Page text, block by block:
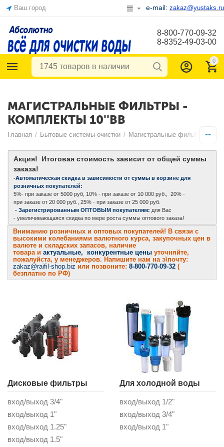
Ваш город e-mail: zakaz@yustaks.ru
8-800-770-09-32
8-8352-49-03-00
0
МАГИСТРАЛЬНЫЕ ФИЛЬТРЫ -
КОМПЛЕКТЫ 10''BB
Главная / Бытовые системы очистки / Магистральные фильтры -
Акция! Итоговая стоимость зависит от общей суммы
заказа!
-Автоматическая скидка в зависимости от суммы в корзине для
розничных покупателей:
5%- при заказе от 5000 руб, 10% - при заказе от 10 000 руб., 20% -
при заказе от 20 000 руб., 25% - при заказе от 25 000 руб.
- Зарегистрированным ОПТОВЫМ покупателям: для Вас
- увеличивающаяся скидка по мере роста суммы оптового заказа!
Вниманию розничных и оптовых покупателей! В связи с
высокими колебаниями валютного курса, закупочных цен в
валюте и складских запасов, наличие
товара и актуальные, конкурентные цены уточняйте,
пожалуйста, у менеджеров. Напишите нам на э\почту:
zakaz@raifil-shop.biz или позвоните: 8-800-770-09-32 (
безплатно по РФ)
Дисковые фильтры
вход/выход 3/4"
вход/выход 1"
вход/выход 1.25"
вход/выход 1.5"
Для холодной воды
вход/выход 1/2"
вход/выход 3/4"
вход/выход 1"